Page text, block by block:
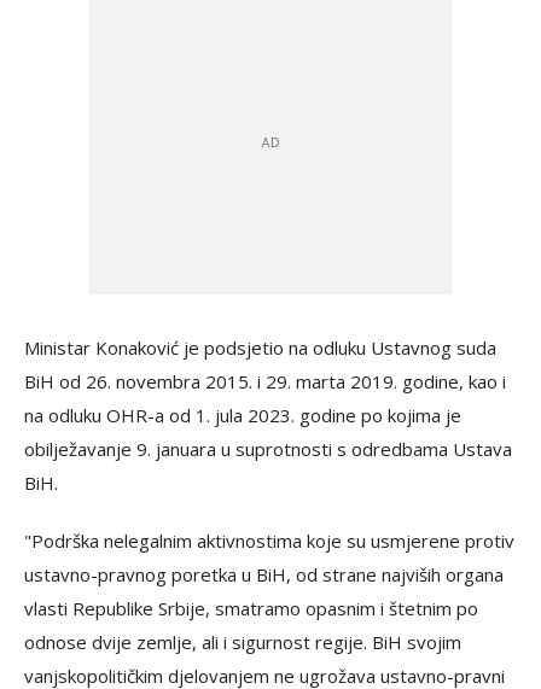
Ministar Konaković je podsjetio na odluku Ustavnog suda
BiH od 26. novembra 2015. i 29. marta 2019. godine, kao i
na odluku OHR-a od 1. jula 2023. godine po kojima je
obilježavanje 9. januara u suprotnosti s odredbama Ustava
BiH.
"Podrška nelegalnim aktivnostima koje su usmjerene protiv
ustavno-pravnog poretka u BiH, od strane najviših organa
vlasti Republike Srbije, smatramo opasnim i štetnim po
odnose dvije zemlje, ali i sigurnost regije. BiH svojim
vanjskopolitičkim djelovanjem ne ugrožava ustavno-pravni